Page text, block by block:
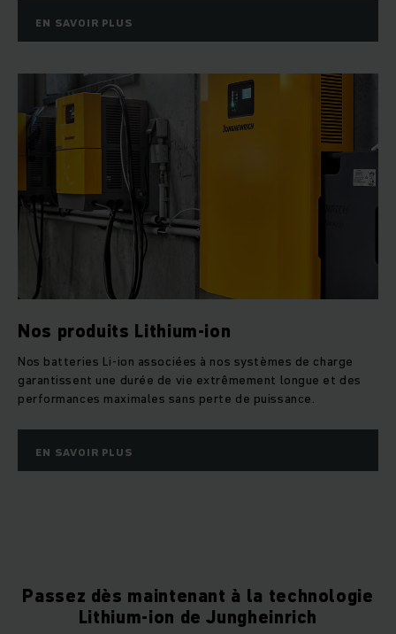
EN SAVOIR PLUS
Nos produits Lithium-ion
Nos batteries Li-ion associées à nos systèmes de charge
garantissent une durée de vie extrêmement longue et des
performances maximales sans perte de puissance.
EN SAVOIR PLUS
Passez dès maintenant à la technologie
Lithium-ion de Jungheinrich